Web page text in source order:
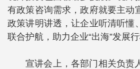
有政策咨询需求，政府就要主动
政策讲明讲透，让企业听清听懂
联合护航，助力企业“出海”发展行
宣讲会上，各部门相关负责